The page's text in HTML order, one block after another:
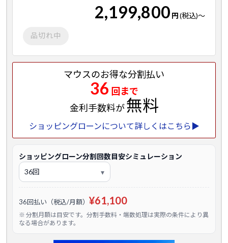
2,199,800 円(税込)～
品切れ中
マウスのお得な分割払い
36 回まで
金利手数料が無料
ショッピングローンについて詳しくはこちら▶
ショッピングローン分割回数目安シミュレーション
36回払い（税込/月額） ¥61,100
※ 分割月額は目安です。分割手数料・端数処理は実際の条件により異
なる場合があります。